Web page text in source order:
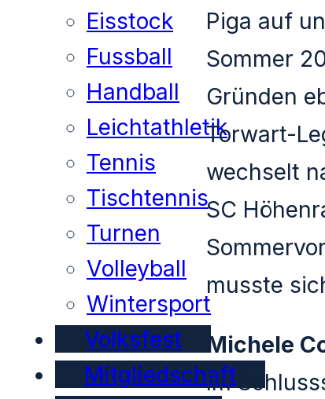
Eisstock
Fussball
Handball
Leichtathletik
Tennis
Tischtennis
Turnen
Volleyball
Wintersport
Volksfest
Mitgliedschaft
Piga auf
Sommer
Gründen
Torwart-
wechselt
SC
musste
Michele
Im